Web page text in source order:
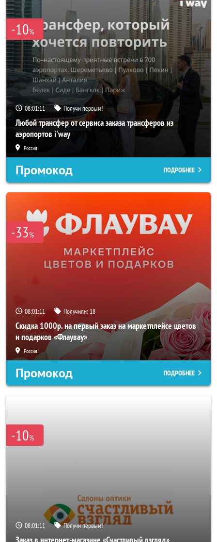
-10%
08:01:08 Получи первым!
Любой трансфер от сервиса заказа трансферов из
аэропортов i'way
Россия
Промокод ПОДРОБНЕЕ
-33%
08:01:08 Получили: 18
Скидка 1000р. на первый заказ на маркетплейсе цветов
и подарков «Флаувау»
Россия
Промокод ПОДРОБНЕЕ
-10%
08:01:08 Получи первым!